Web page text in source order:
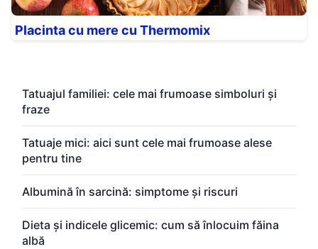
Placinta cu mere cu Thermomix
Tatuajul familiei: cele mai frumoase simboluri și
fraze
Tatuaje mici: aici sunt cele mai frumoase alese
pentru tine
Albumină în sarcină: simptome și riscuri
Dieta și indicele glicemic: cum să înlocuim făina
albă